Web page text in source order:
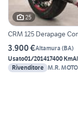
25
CRM 125 Derapage
3.900 €Altamura (BA)
Usato01/201417400 Km
Rivenditore M.R.